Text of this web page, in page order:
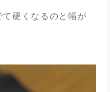
硬くなるのと幅が